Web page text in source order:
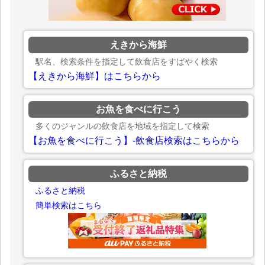
えきから海鮮
駅名、検索条件を指定して飲食店をすばやく検索
【えきから海鮮】はこちらから
お魚を食べに行こう
多くのジャンルの飲食店を地域を指定して検索
【お魚を食べに行こう】-飲食店検索はこちらから
ふるさと納税
ふるさと納税
簡単検索はこちら